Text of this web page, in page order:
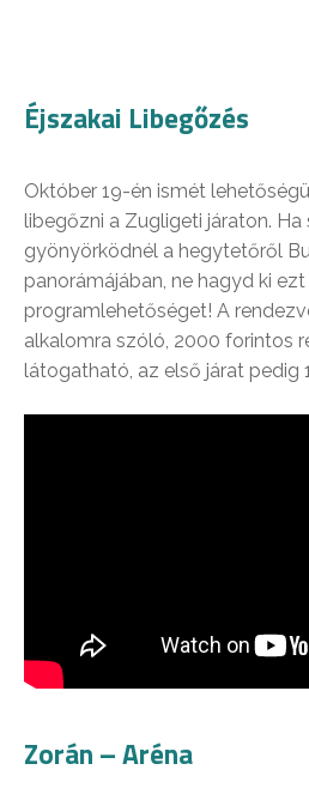
Éjszakai Libegőzés
Október 19-én ismét
libegőzni a Zugligeti járaton. Ha
gyönyörködnél a hegytetőről
panorámájában, ne hagyd ki ezt
programlehetőséget! A
alkalomra szóló, 2000 forintos
látogatható, az első járat pedig
Zorán – Aréna